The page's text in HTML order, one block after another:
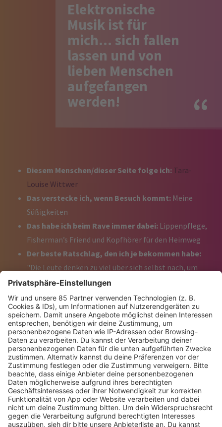
Elektronische
Musik ist für
mich... sich fallen
lassen und von
lieben Menschen
aufgefangen
werden!
Diesem Menschen/dieser Seite folge ich: Tara-
Louise Wittwer
Das verstecke ich, wenn Besuch kommt: Meine
Süßigkeiten
Das habe ich beim Rave immer dabei: Lippenpflege,
Fisherman’s Friend und Kopfhörer für den Heimweg
Der beste Ratschlag, den ich je bekommen habe:
"Die Leute denken zu viel über sich selbst nach, um
über dich nachzudenken. Lass die Angst vor
Beurteilung von anderen los.” (klappt leider nicht
immer…)
MEINE MUSIKEMPFEHLUNGEN
FÜR EUCH
FRED AGAIN.. - ROOFTOP LIVE